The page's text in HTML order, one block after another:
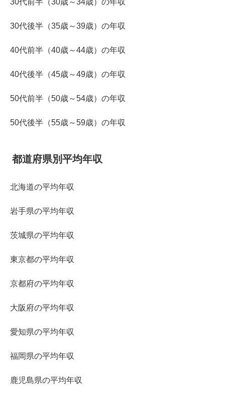
30代後半（35歳～39歳）の年収
40代前半（40歳～44歳）の年収
40代後半（45歳～49歳）の年収
50代前半（50歳～54歳）の年収
50代後半（55歳～59歳）の年収
都道府県別平均年収
北海道の平均年収
岩手県の平均年収
茨城県の平均年収
東京都の平均年収
京都府の平均年収
大阪府の平均年収
愛知県の平均年収
福岡県の平均年収
鹿児島県の平均年収